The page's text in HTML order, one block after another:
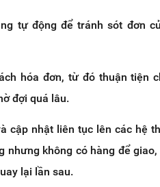
tự động để tránh sót đơn
hóa đơn, từ đó thuận tiện
đợi quá lâu.
cập nhật liên tục lên các hệ
nhưng không có hàng để
lại lần sau.